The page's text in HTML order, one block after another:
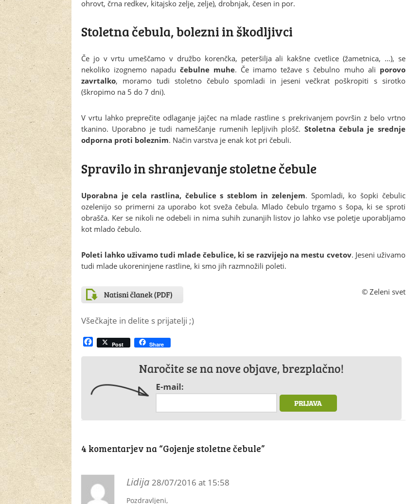
ohrovt, črna redkev, kitajsko zelje, zelje), drobnjak, česen in por.
Stoletna čebula, bolezni in škodljivci
Če jo v vrtu umeščamo v družbo korenčka, peteršilja ali kakšne cvetlice (žametnica, …), se
nekoliko izognemo napadučebulne muhe. Če imamo težave s čebulno muho ali porovo
zavrtalko, moramo tudi stoletno čebulo spomladi in jeseni večkrat poškropiti s sirotko
(škropimo na 5 do 7 dni).
V vrtu lahko preprečite odlaganje jajčec na mlade rastline s prekrivanjem površin z belo vrtno
tkanino. Uporabno je tudi nameščanje rumenih lepljivih plošč. Stoletna čebula je srednje
odporna proti boleznim. Način varstva je enak kot pri čebuli.
Spravilo in shranjevanje stoletne čebule
Uporabna je cela rastlina, čebulice s steblom in zelenjem. Spomladi, ko šopki čebulic
ozelenijo so primerni za uporabo kot sveža čebula. Mlado čebulo trgamo s šopa, ki se sproti
obrašča. Ker se nikoli ne odebeli in nima suhih zunanjih listov jo lahko vse poletje uporabljamo
kot mlado čebulo.
Poleti lahko uživamo tudi mlade čebulice, ki se razvijejo na mestu cvetov. Jeseni uživamo
tudi mlade ukoreninjene rastline, ki smo jih razmnožili poleti.
© Zeleni svet
Všečkajte in delite s prijatelji ;)
Facebook
Post Share
4 komentarjev na “Gojenje stoletne čebule”
Lidija28/07/2016 at 15:58
Pozdravljeni,